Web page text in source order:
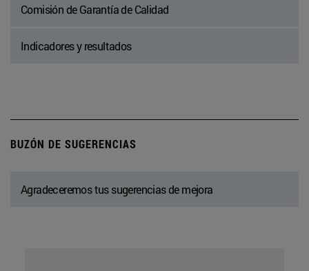
Comisión de Garantía de Calidad
Indicadores y resultados
BUZÓN DE SUGERENCIAS
Agradeceremos tus sugerencias de mejora